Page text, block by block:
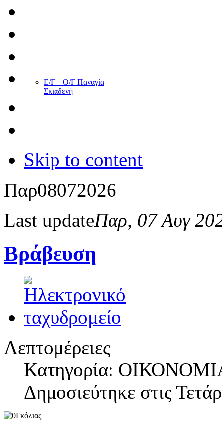
Ε/Γ – Ο/Γ Παναγία
Σκιαδενή
Skip to content
Παρ08072026
Last updateΠαρ, 07 Αυγ
Βράβευση
Λεπτομέρειες
Κατηγορία:
Δημοσιεύτηκε στις